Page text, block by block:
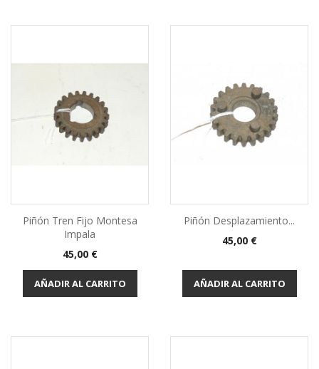
Piñón Tren Fijo Montesa
Impala
Precio
45,00 €
AÑADIR AL CARRITO
Piñón Desplazamiento...
Precio
45,00 €
AÑADIR AL CARRITO